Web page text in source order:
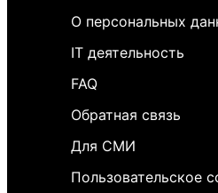
О персональных
IT деятельность
FAQ
Обратная связь
Для СМИ
Пользовательское